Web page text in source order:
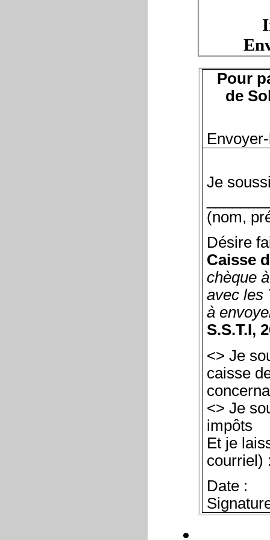
Pour
de
Je
(nom,
Désire
Caisse
chèque
avec les
à
S.S.T.I,
<> Je
caisse
<> Je
impôts
Et je
courriel)
Date :